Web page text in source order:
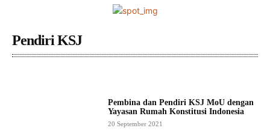
Pendiri KSJ
Pembina dan Pendiri KSJ MoU dengan
Yayasan Rumah Konstitusi Indonesia
20 September 2021